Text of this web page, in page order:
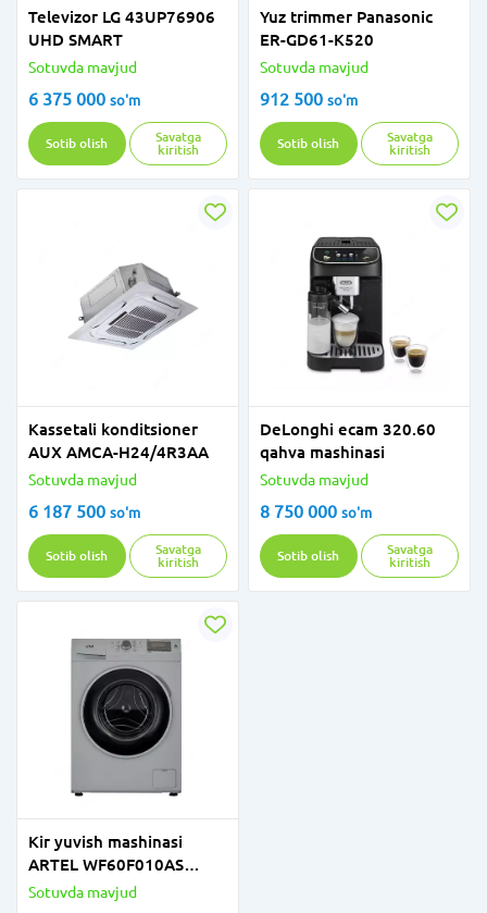
Televizor LG 43UP76906
UHD SMART
Sotuvda mavjud
6 375 000 so'm
Sotib olish
Savatga
kiritish
Yuz trimmer Panasonic
ER-GD61-K520
Sotuvda mavjud
912 500 so'm
Sotib olish
Savatga
kiritish
Kassetali konditsioner
AUX AMCA-H24/4R3AA
Sotuvda mavjud
6 187 500 so'm
Sotib olish
Savatga
kiritish
DeLonghi ecam 320.60
qahva mashinasi
Sotuvda mavjud
8 750 000 so'm
Sotib olish
Savatga
kiritish
Kir yuvish mashinasi
ARTEL WF60F010AS
kulrang
Sotuvda mavjud